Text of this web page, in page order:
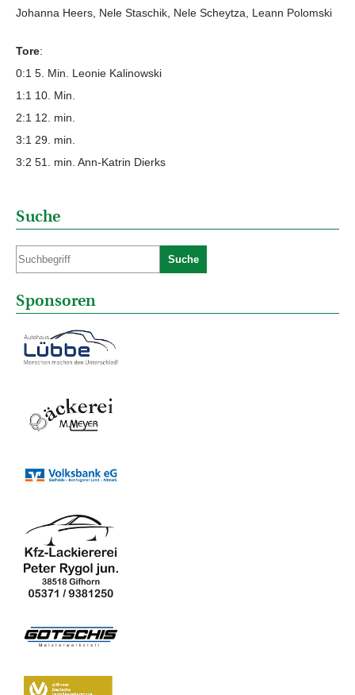
Johanna Heers, Nele Staschik, Nele Scheytza, Leann Polomski
Tore:
0:1 5. Min. Leonie Kalinowski
1:1 10. Min.
2:1 12. min.
3:1 29. min.
3:2 51. min. Ann-Katrin Dierks
Suche
Suche
Sponsoren